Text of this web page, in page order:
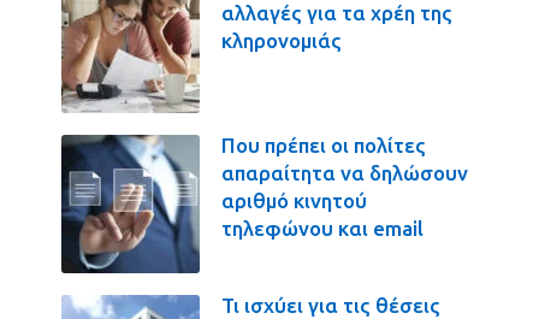
αλλαγές για τα χρέη της
κληρονομιάς
Που πρέπει οι πολίτες
απαραίτητα να δηλώσουν
αριθμό κινητού
τηλεφώνου και email
Τι ισχύει για τις θέσεις